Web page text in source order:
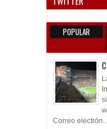
POPULAR
Correo electrón...